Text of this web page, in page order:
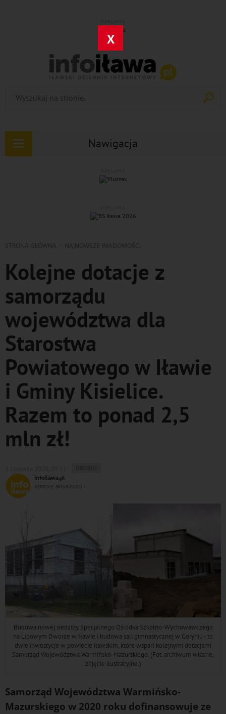
X
Nawigacja
Rozwiń
STRONA GŁÓWNA NAJNOWSZE WIADOMOŚCI
Kolejne dotacje z
samorządu
województwa dla
Starostwa
Powiatowego w Iławie
i Gminy Kisielice.
Razem to ponad 2,5
mln zł!
DO
infoilawa.pl
ostatnie aktualności ‹
Budowa nowej siedziby Specjalnego Ośrodka Szkolno-Wychowawczego
na Lipowym Dworze w Iławie i budowa sali gimnastycznej w Goryniu - to
dwie inwestycje w powiecie iławskim, które wsparł kolejnymi dotacjami
Samorząd Województwa Warmińsko-Mazurskiego. (Fot. archiwum własne,
zdjęcie ilustracyjne.)
Samorząd Województwa Warmińsko-
Mazurskiego w 2020 roku dofinansowuje ze